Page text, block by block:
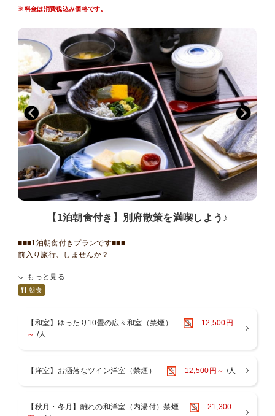
～お風呂～
でも入浴ＯＫ
・５つの貸切家族風呂をご利用いただけます！ご滞在中いつでもご
入浴いただけます
緑の湯：陶器風呂（半露天風呂）
葵の湯：一枚岩をくり貫いたお風呂（半露天風呂）
杏の湯：御影石のジャグジー風呂（内風呂）
菫の湯：寝湯（内風呂）
紅の湯：広々露天風呂
～夢月のイチ押しポイント～
湯上がりには、生ビール・ジュース・コーヒーを無料でお楽しみいた
だけます。
※料金は消費税込み価格です。
【1泊朝食付き】別府散策を満喫しよう♪
■■■1泊朝食付きプランです■■■
前入り旅行、しませんか？
せっかくのお休みの時間をフルに使って別府温泉を満喫♪
時間に縛られず、気ままな旅をお楽しみください♪
元気の源、健康でおいしい和食をご準備いたします。
■■■■お食事について■■■■■■■■■■■■■■■■■■■
■■■■■■■■■■■■■■■■■■■■■■■■■■■■■■
もっと見る
朝食
【和室】ゆったり10畳の広々和室（禁煙）
12,500円
～ /人
【洋室】お洒落なツイン洋室（禁煙） 12,500円～ /人
【秋月・冬月】離れの和洋室（内湯付）禁煙
21,300